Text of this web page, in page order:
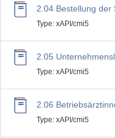
2.04 Bestellung der
Type: xAPI/cmi5
2.05
Type: xAPI/cmi5
2.06
Type: xAPI/cmi5